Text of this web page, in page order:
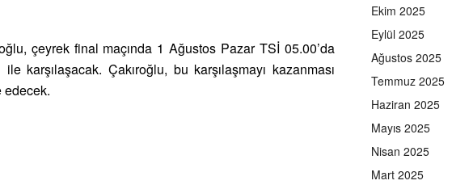
çeyrek final maçında 1 Ağustos Pazar TSİ 05.00’da
karşılaşacak. Çakıroğlu, bu karşılaşmayı kazanması
edecek.
Ekim 2025
Eylül 2025
Ağustos 2025
Temmuz 2025
Haziran 2025
Mayıs 2025
Nisan 2025
Mart 2025